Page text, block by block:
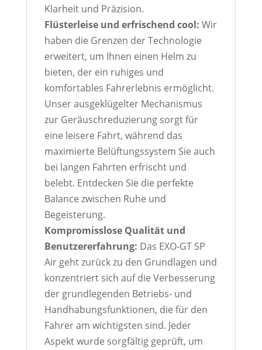
Klarheit und Präzision.
Flüsterleise und erfrischend cool: Wir
haben die Grenzen der Technologie
erweitert, um Ihnen einen Helm zu
bieten, der ein ruhiges und
komfortables Fahrerlebnis ermöglicht.
Unser ausgeklügelter Mechanismus
zur Geräuschreduzierung sorgt für
eine leisere Fahrt, während das
maximierte Belüftungssystem Sie auch
bei langen Fahrten erfrischt und
belebt. Entdecken Sie die perfekte
Balance zwischen Ruhe und
Begeisterung.
Kompromisslose Qualität und
Benutzererfahrung: Das EXO-GT SP
Air geht zurück zu den Grundlagen und
konzentriert sich auf die Verbesserung
der grundlegenden Betriebs- und
Handhabungsfunktionen, die für den
Fahrer am wichtigsten sind. Jeder
Aspekt wurde sorgfältig geprüft, um